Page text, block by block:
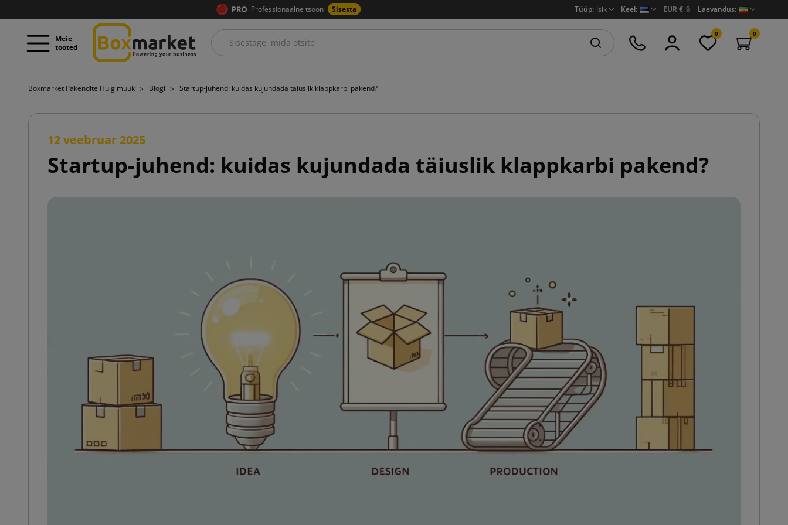
Professionaalne tsoon Sisesta Tüüp: Isik Keel: EUR € 🔒 Laevandus:
Meie
tooted
0 0
Boxmarket Pakendite Hulgimüük Blogi Startup-juhend: kuidas kujundada täiuslik klappkarbi pakend?
12 veebruar 2025
Startup-juhend: kuidas kujundada täiuslik klappkarbi pakend?